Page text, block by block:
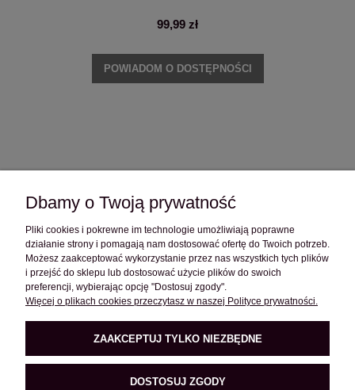
99,99 zł
POWIADOM O DOSTĘPNOŚCI
OBSŁUGA KLIENTA
POMOC
O FIRMIE
PRODUKTY
Dbamy o Twoją prywatność
Pliki cookies i pokrewne im technologie umożliwiają poprawne
działanie strony i pomagają nam dostosować ofertę do Twoich potrzeb.
Możesz zaakceptować wykorzystanie przez nas wszystkich tych plików
i przejść do sklepu lub dostosować użycie plików do swoich
preferencji, wybierając opcję "Dostosuj zgody".
Więcej o plikach cookies przeczytasz w naszej Polityce prywatności.
ZAAKCEPTUJ TYLKO NIEZBĘDNE
DOSTOSUJ ZGODY